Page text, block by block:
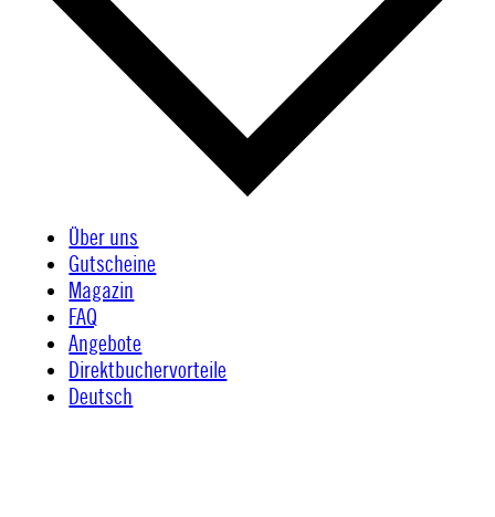
Über uns
Gutscheine
Magazin
FAQ
Angebote
Direktbuchervorteile
Deutsch